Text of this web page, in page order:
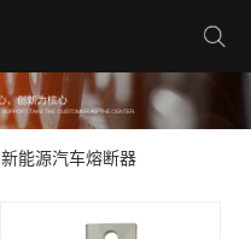
新能源汽车熔断器